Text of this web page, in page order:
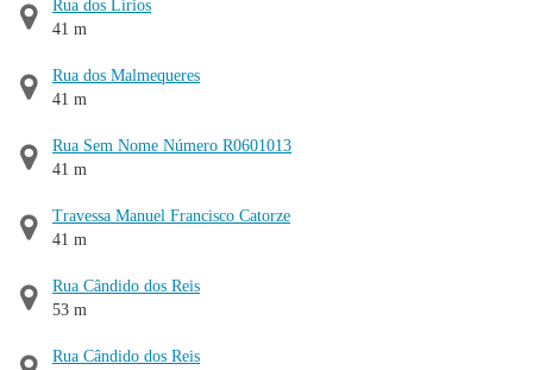
Rua dos Lírios
41 m
Rua dos Malmequeres
41 m
Rua Sem Nome Número R0601013
41 m
Travessa Manuel Francisco Catorze
41 m
Rua Cândido dos Reis
53 m
Rua Cândido dos Reis